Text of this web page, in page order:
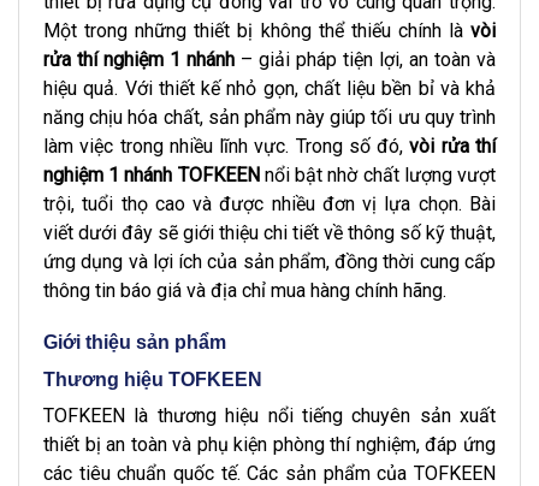
Một trong những thiết bị không thể thiếu chính là vòi
rửa thí nghiệm 1 nhánh – giải pháp tiện lợi, an toàn và
hiệu quả. Với thiết kế nhỏ gọn, chất liệu bền bỉ và khả
năng chịu hóa chất, sản phẩm này giúp tối ưu quy trình
làm việc trong nhiều lĩnh vực. Trong số đó,vòi rửa thí
nghiệm 1 nhánh TOFKEENnổi bật nhờ chất lượng vượt
trội, tuổi thọ cao và được nhiều đơn vị lựa chọn. Bài
viết dưới đây sẽ giới thiệu chi tiết về thông số kỹ thuật,
ứng dụng và lợi ích của sản phẩm, đồng thời cung cấp
thông tin báo giá và địa chỉ mua hàng chính hãng.
Giới thiệu sản phẩm
Thương hiệu TOFKEEN
TOFKEEN là thương hiệu nổi tiếng chuyên sản xuất
thiết bị an toàn và phụ kiện phòng thí nghiệm, đáp ứng
các tiêu chuẩn quốc tế. Các sản phẩm của TOFKEEN